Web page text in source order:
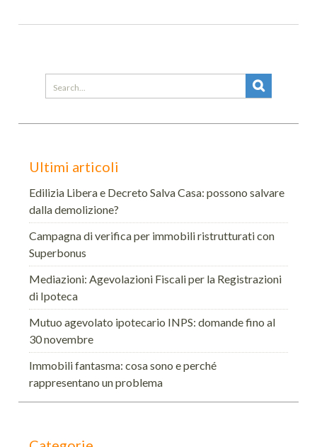
Search
for:
Ultimi articoli
Edilizia Libera e Decreto Salva Casa: possono salvare
dalla demolizione?
Campagna di verifica per immobili ristrutturati con
Superbonus
Mediazioni: Agevolazioni Fiscali per la Registrazioni
di Ipoteca
Mutuo agevolato ipotecario INPS: domande fino al
30 novembre
Immobili fantasma: cosa sono e perché
rappresentano un problema